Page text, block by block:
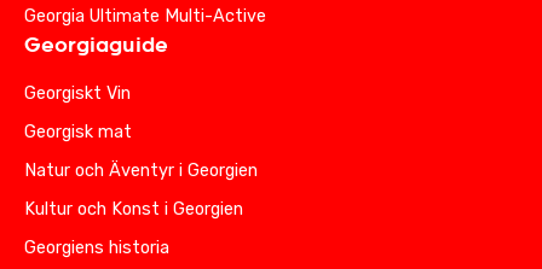
Georgia Ultimate Multi-Active
Georgiaguide
Georgiskt Vin
Georgisk mat
Natur och Äventyr i Georgien
Kultur och Konst i Georgien
Georgiens historia